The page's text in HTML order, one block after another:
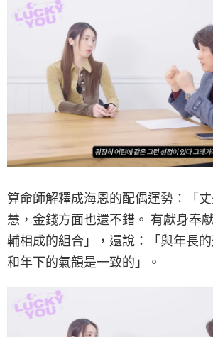
算命師解釋成海恩的配偶運勢：「
慧，金錢方面也還不錯。 有獻身奉
輔相成的組合」，還說：「與年長
和年下的氣韻是一致的」。